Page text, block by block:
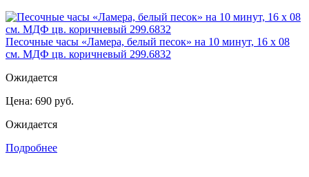
Песочные часы «Ламера, белый песок» на 10 минут, 16 х 08
см. МДФ цв. коричневый 299.6832
Ожидается
Цена: 690 руб.
Ожидается
Подробнее